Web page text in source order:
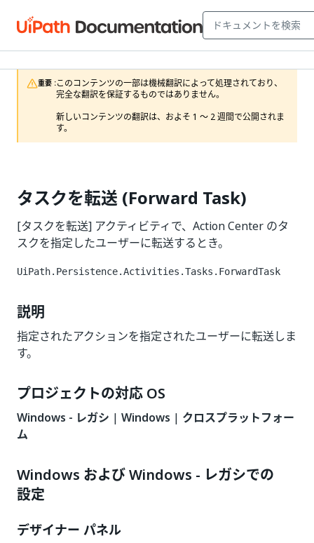
重要 :このコンテンツの一部は機械翻訳によって処理されており、
完全な翻訳を保証するものではありません。
新しいコンテンツの翻訳は、およそ 1 ～ 2 週間で公開されま
す。
タスクを転送 (Forward Task)
[タスクを転送] アクティビティで、Action Center のタ
スクを指定したユーザーに転送するとき。
UiPath.Persistence.Activities.Tasks.ForwardTask
説明
指定されたアクションを指定されたユーザーに転送しま
す。
プロジェクトの対応 OS
Windows - レガシ | Windows | クロスプラットフォー
ム
Windows および Windows - レガシでの
設定
デザイナー パネル